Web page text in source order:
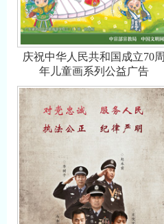
庆祝中华人民共和国成立70周
年儿童画系列公益广告